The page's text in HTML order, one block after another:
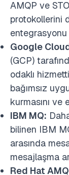
AMQP ve
protokollerini
entegrasyonu
Google
(GCP)
odaklı
bağımsız
kurmasını
IBM MQ:
bilinen IBM
arasında
mesajlaşma
Red Hat